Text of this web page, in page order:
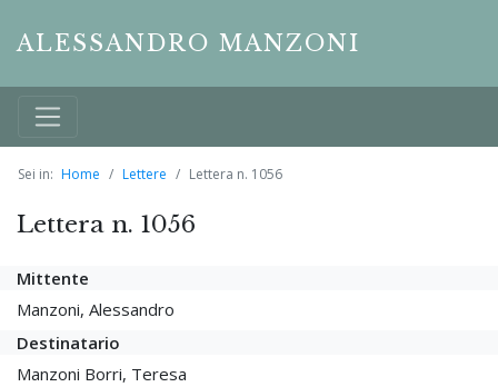
ALESSANDRO MANZONI
Sei in: Home Lettere Lettera n. 1056
Lettera n. 1056
Mittente
Manzoni, Alessandro
Destinatario
Manzoni Borri, Teresa